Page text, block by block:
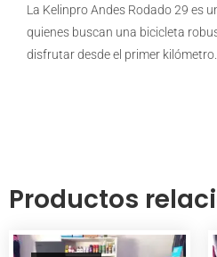
La Kelinpro Andes Rodado 29 es
quienes buscan una bicicleta
disfrutar desde el primer kilómetro.
Productos